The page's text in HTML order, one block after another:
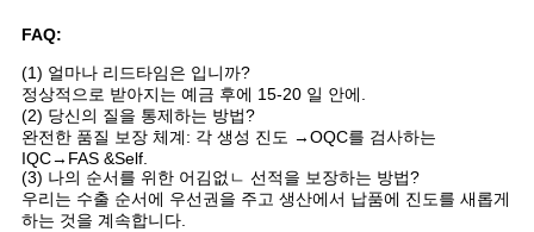
오
사
이
트
FAQ:
(1) 얼마나 리드타임은 입니까?
정상적으로 받아지는 예금 후에 15-20 일 안에.
(2) 당신의 질을 통제하는 방법?
완전한 품질 보장 체계: 각 생성 진도 →OQC를 검사하는
IQC→FAS &Self.
(3) 나의 순서를 위한 어김없ㄴ 선적을 보장하는 방법?
우리는 수출 순서에 우선권을 주고 생산에서 납품에 진도를 새롭게
하는 것을 계속합니다.